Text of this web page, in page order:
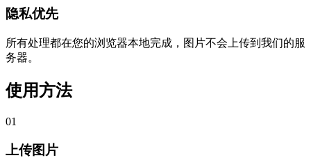
隐私优先
所有处理都在您的浏览器本地完成，图片不会上传到我们的服
务器。
使用方法
01
上传图片